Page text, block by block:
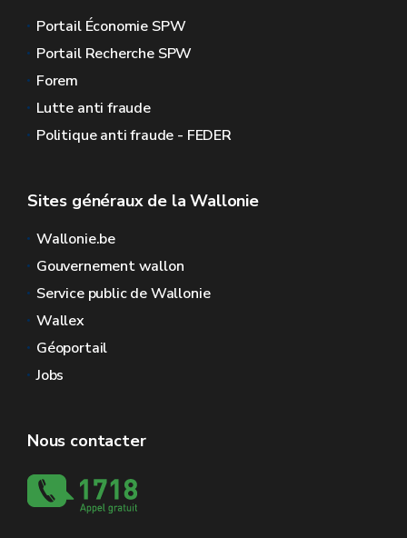
Portail Économie SPW
Portail Recherche SPW
Forem
Lutte anti fraude
Politique anti fraude - FEDER
Sites généraux de la Wallonie
Wallonie.be
Gouvernement wallon
Service public de Wallonie
Wallex
Géoportail
Jobs
Nous contacter